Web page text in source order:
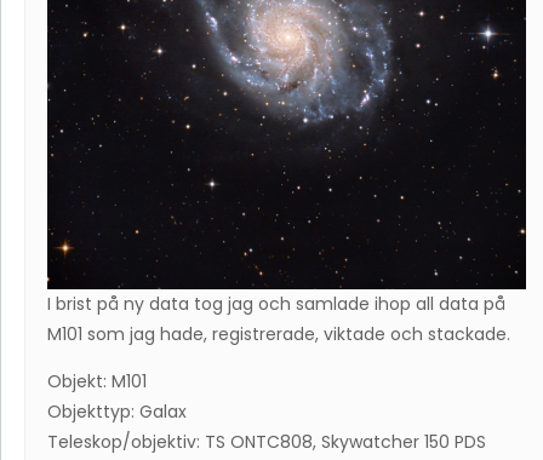
I brist på ny data tog jag och samlade ihop all data på
M101 som jag hade, registrerade, viktade och stackade.
Objekt: M101
Objekttyp: Galax
Teleskop/objektiv: TS ONTC808, Skywatcher 150 PDS